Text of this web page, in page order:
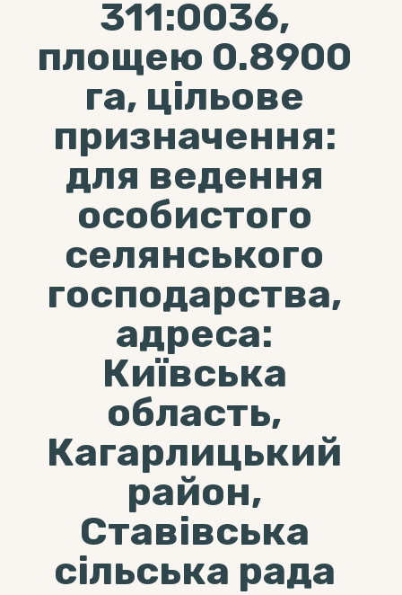
311:0036,
площею 0.8900
га, цільове
призначення:
для ведення
особистого
селянського
господарства,
адреса:
Київська
область,
Кагарлицький
район,
Ставівська
сільська рада